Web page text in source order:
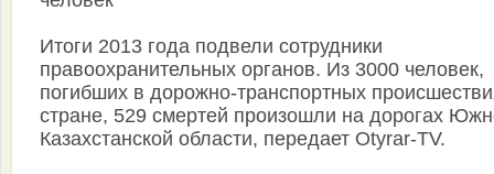
Итоги 2013 года подвели сотрудники
правоохранительных органов. Из 3000 человек,
погибших в дорожно-транспортных
стране, 529 смертей произошли на дорогах
Казахстанской области, передает Otyrar-TV.